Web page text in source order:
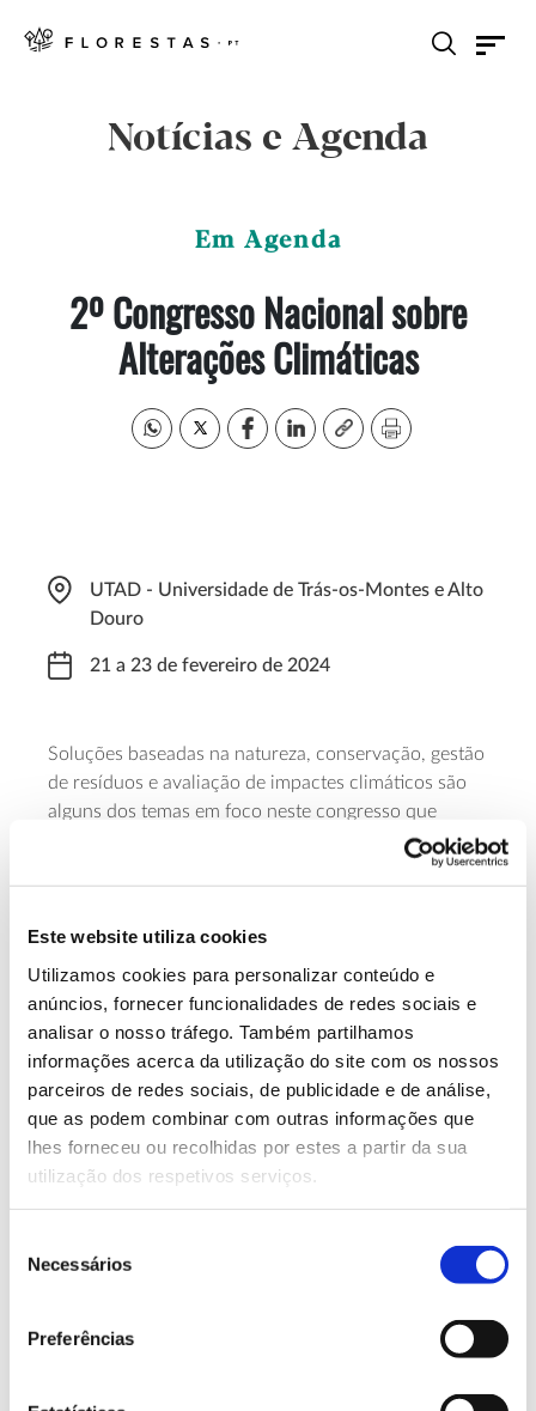
Este website utiliza cookies
Utilizamos cookies para personalizar conteúdo e
anúncios, fornecer funcionalidades de redes sociais e
analisar o nosso tráfego. Também partilhamos
informações acerca da utilização do site com os nossos
parceiros de redes sociais, de publicidade e de análise,
que as podem combinar com outras informações que
lhes forneceu ou recolhidas por estes a partir da sua
utilização dos respetivos serviços.
Necessários
Preferências
Notícias e Agenda
Em Agenda
2º Congresso Nacional sobre
Alterações Climáticas
UTAD - Universidade de Trás-os-Montes e Alto
Douro
21 a 23 de fevereiro de 2024
Soluções baseadas na natureza, conservação, gestão
de resíduos e avaliação de impactes climáticos são
alguns dos temas em foco neste congresso que
decorre no Auditório de Geociências da UTAD,
dedicado os dois primeiros dias a apresentações e
técnicas e
workshops
Saiba mais sobre o 2º Congresso Nacional
sobre Alterações Climáticas
13.07.2026
Genoma do priolo e de outras espécies em risco:
conhecer para conservar
Registar galhas de Trichi em acácia-das-espigas: